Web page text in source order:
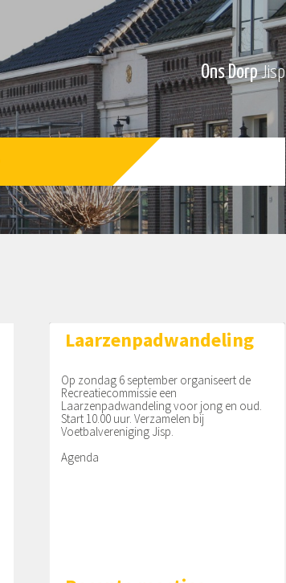
Ons DorpJisp
Laarzenpadwandeling
Op zondag 6 september organiseert de
Recreatiecommissie een
Laarzenpadwandeling voor jong en oud.
Start 10.00 uur. Verzamelen bij
Voetbalvereniging Jisp.
Agenda